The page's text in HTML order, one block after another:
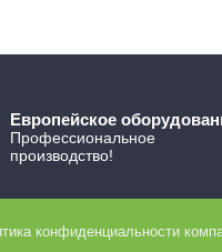
Европейское
Профессиональное
производство!
конфиденциальности